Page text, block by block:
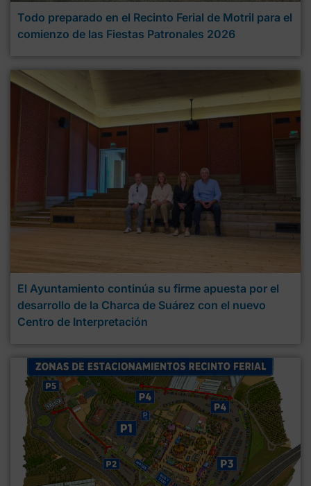
Todo preparado en el Recinto Ferial de Motril para el
comienzo de las Fiestas Patronales 2026
El Ayuntamiento continúa su firme apuesta por el
desarrollo de la Charca de Suárez con el nuevo
Centro de Interpretación